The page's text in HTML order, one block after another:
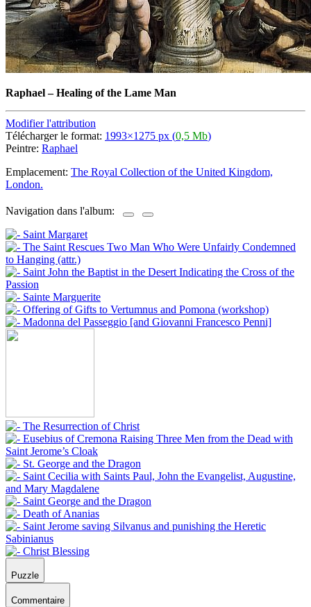
Raphael–Healing of the Lame Man
Modifier l'attribution
Télécharger le format: 1993×1275 px (0,5 Mb)
Peintre: Raphael
Emplacement: The Royal Collection of the United Kingdom,
London.
Navigation dans l'album:
Puzzle
Commentaire